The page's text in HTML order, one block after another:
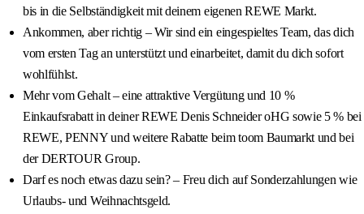
bis in die Selbständigkeit mit deinem eigenen REWE Markt.
Ankommen, aber richtig – Wir sind ein eingespieltes Team, das dich
vom ersten Tag an unterstützt und einarbeitet, damit du dich sofort
wohlfühlst.
Mehr vom Gehalt – eine attraktive Vergütung und 10 %
Einkaufsrabatt in deiner REWE Denis Schneider oHG sowie 5 % bei
REWE, PENNY und weitere Rabatte beim toom Baumarkt und bei
der DERTOUR Group.
Darf es noch etwas dazu sein? – Freu dich auf Sonderzahlungen wie
Urlaubs- und Weihnachtsgeld.